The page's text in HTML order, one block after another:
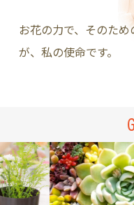
お花の力で、そのた
が、私の使命です。